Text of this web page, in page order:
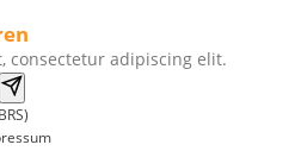
consectetur adipiscing elit.